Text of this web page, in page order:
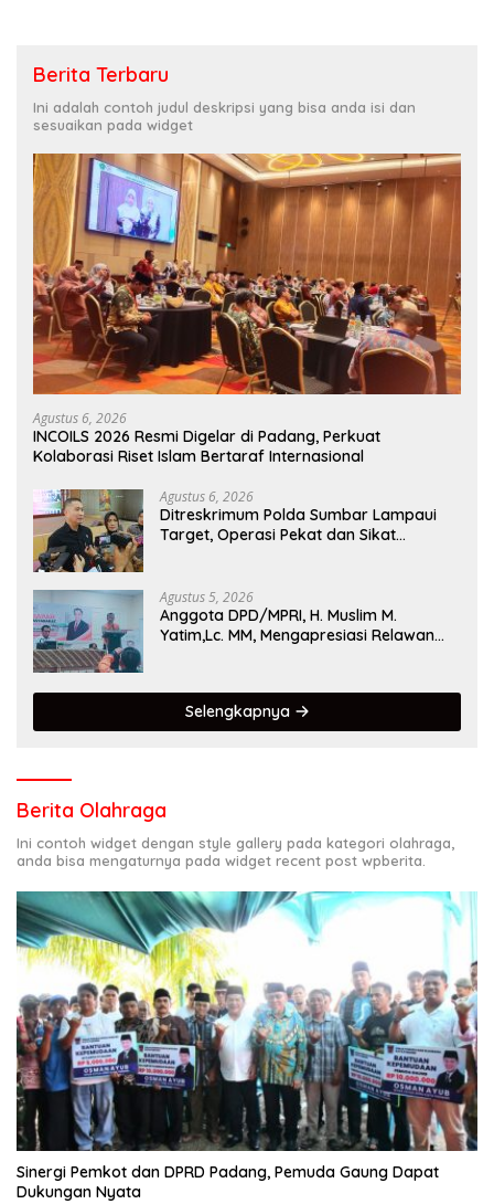
Berita Terbaru
Ini adalah contoh judul deskripsi yang bisa anda isi dan
sesuaikan pada widget
Agustus 6, 2026
INCOILS 2026 Resmi Digelar di Padang, Perkuat
Kolaborasi Riset Islam Bertaraf Internasional
Agustus 6, 2026
Ditreskrimum Polda Sumbar Lampaui
Target, Operasi Pekat dan Sikat
Agustus 5, 2026
Anggota DPD/MPRI, H. Muslim M.
Yatim,Lc. MM, Mengapresiasi Relawan
Selengkapnya
Berita Olahraga
Ini contoh widget dengan style gallery pada kategori olahraga,
anda bisa mengaturnya pada widget recent post wpberita.
Sinergi Pemkot dan DPRD Padang, Pemuda Gaung Dapat
Dukungan Nyata